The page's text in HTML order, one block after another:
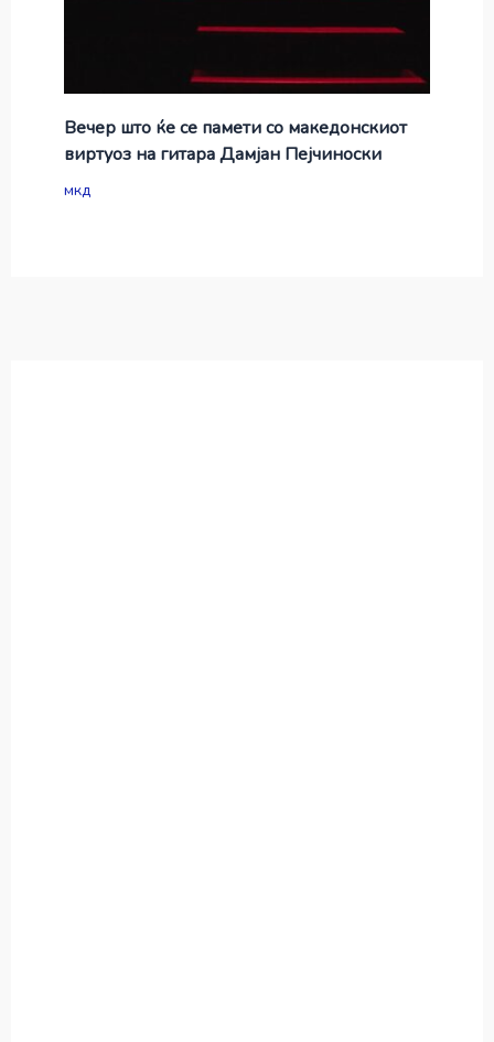
Вечер што ќе се памети со македонскиот
виртуоз на гитара Дамјан Пејчиноски
мкд